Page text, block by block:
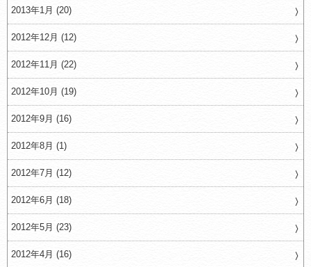
2013年1月 (20)
2012年12月 (12)
2012年11月 (22)
2012年10月 (19)
2012年9月 (16)
2012年8月 (1)
2012年7月 (12)
2012年6月 (18)
2012年5月 (23)
2012年4月 (16)